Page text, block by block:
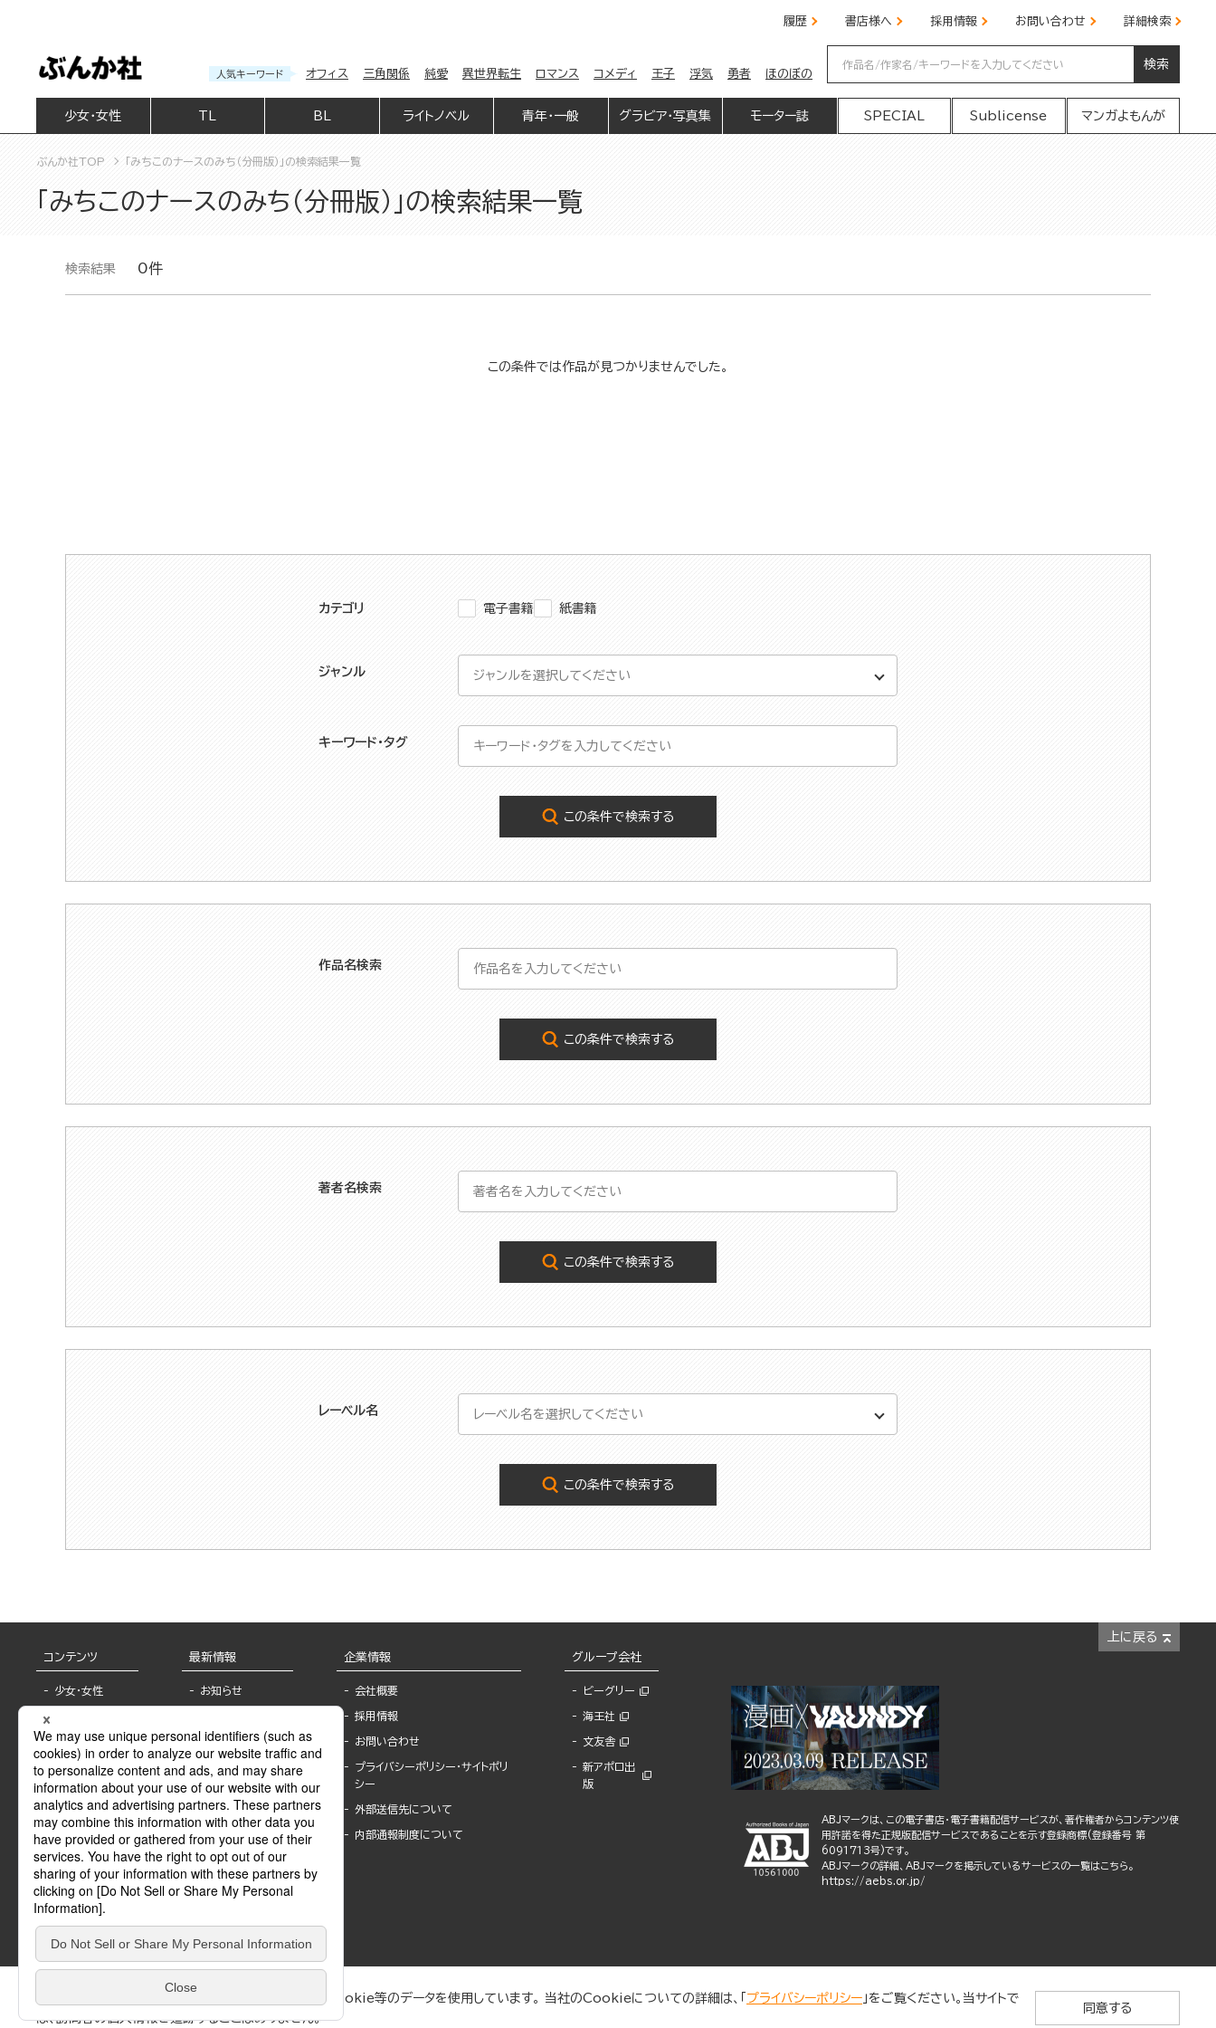
履歴 書店様へ 採用情報 お問い合わせ 詳細検索
人気キーワード オフィス 三角関係 純愛 異世界転生 ロマンス コメディ 王子 浮気 勇者 ほのぼの
検索
少女・女性 BL ライトノベル 青年・一般 グラビア・写真集 モーター誌 SPECIAL Sublicense マンガよもんが
ぶんか社TOP 「みちこのナースのみち（分冊版）」の検索結果一覧
「みちこのナースのみち（分冊版）」の検索結果一覧
検索結果 0件
この条件では作品が見つかりませんでした。
カテゴリ 電子書籍 紙書籍
ジャンル
キーワード・タグ
この条件で検索する
作品名検索
この条件で検索する
著者名検索
この条件で検索する
レーベル名
この条件で検索する
上に戻る
コンテンツ
少女・女性
BL
ライトノベル
青年・一般
グラビア・写真
モーター誌
SPECIAL
Sublicense
最新情報
お知らせ
報
書店様へ
海外ライセンシー
公式SNSアカウ
ント
作家一覧
Keyword list
Author list
企業情報
会社概要
採用情報
お問い合わせ
プライバシーポリシー・サイトポリ
シー
外部送信先について
内部通報制度について
グループ会社
ビーグリー
海王社
文友舎
新アポロ出
版
ABJマークは、この電子書店・電子書籍配信サービスが、著作権者からコンテンツ使
用許諾を得た正規版配信サービスであることを示す登録商標(登録番号 第
6091713号)です。
ABJマークの詳細、ABJマークを掲示しているサービスの一覧はこちら。
https://aebs.or.jp/
ぶんか社が運営するサイトでは、利便性向上のためにCookie等のデータを使用しています。 当社のCookieについての詳細は、「 プライバシーポリシー 」をご覧ください。当サイトで
は、訪問者の個人情報を追跡することはありません。
同意する